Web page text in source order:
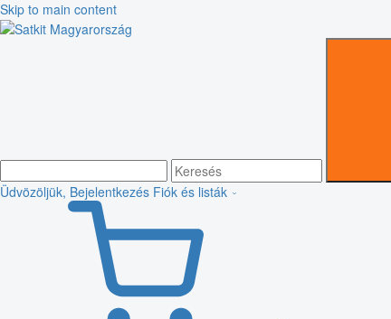
Skip to main content
Üdvözöljük, Bejelentkezés Fiók és listák